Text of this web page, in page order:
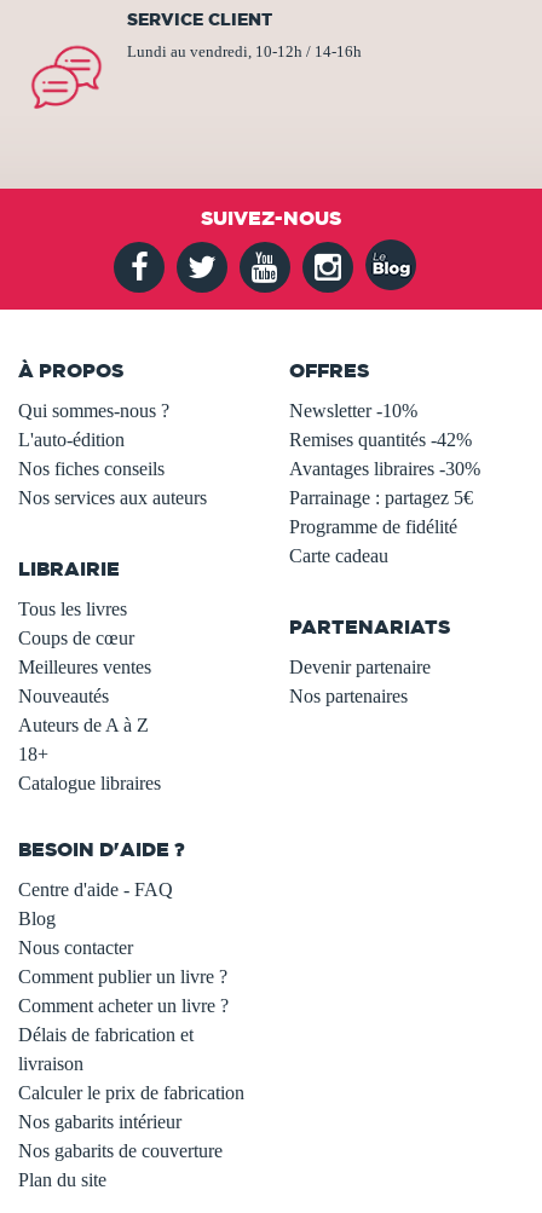
SERVICE CLIENT
Lundi au vendredi, 10-12h / 14-16h
SUIVEZ-NOUS
À PROPOS
Qui sommes-nous ?
L'auto-édition
Nos fiches conseils
Nos services aux auteurs
LIBRAIRIE
Tous les livres
Coups de cœur
Meilleures ventes
Nouveautés
Auteurs de A à Z
18+
Catalogue libraires
OFFRES
Newsletter -10%
Remises quantités -42%
Avantages libraires -30%
Parrainage : partagez 5€
Programme de fidélité
Carte cadeau
PARTENARIATS
Devenir partenaire
Nos partenaires
BESOIN D'AIDE ?
Centre d'aide - FAQ
Blog
Nous contacter
Comment publier un livre ?
Comment acheter un livre ?
Délais de fabrication et
livraison
Calculer le prix de fabrication
Nos gabarits intérieur
Nos gabarits de couverture
Plan du site